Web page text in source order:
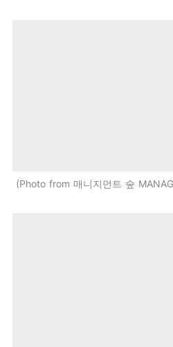
Photo from 매니지먼트 숲